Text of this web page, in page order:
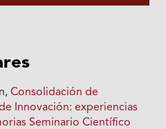
Consolidación de
Innovación: experiencias
Seminario Científico